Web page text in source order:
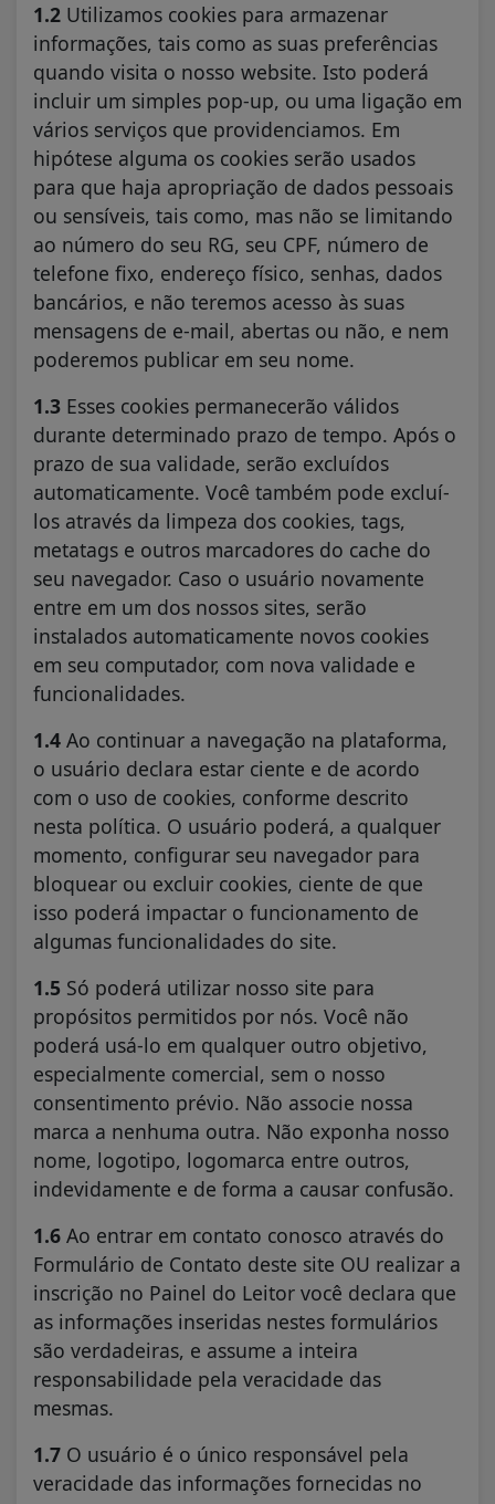
1.2 Utilizamos cookies para armazenar
informações, tais como as suas preferências
quando visita o nosso website. Isto poderá
incluir um simples pop-up, ou uma ligação em
vários serviços que providenciamos. Em
hipótese alguma os cookies serão usados
para que haja apropriação de dados pessoais
ou sensíveis, tais como, mas não se limitando
ao número do seu RG, seu CPF, número de
telefone fixo, endereço físico, senhas, dados
bancários, e não teremos acesso às suas
mensagens de e-mail, abertas ou não, e nem
poderemos publicar em seu nome.
1.3 Esses cookies permanecerão válidos
durante determinado prazo de tempo. Após o
prazo de sua validade, serão excluídos
automaticamente. Você também pode excluí-
los através da limpeza dos cookies, tags,
metatags e outros marcadores do cache do
seu navegador. Caso o usuário novamente
entre em um dos nossos sites, serão
instalados automaticamente novos cookies
em seu computador, com nova validade e
funcionalidades.
1.4 Ao continuar a navegação na plataforma,
o usuário declara estar ciente e de acordo
com o uso de cookies, conforme descrito
nesta política. O usuário poderá, a qualquer
momento, configurar seu navegador para
bloquear ou excluir cookies, ciente de que
isso poderá impactar o funcionamento de
algumas funcionalidades do site.
1.5 Só poderá utilizar nosso site para
propósitos permitidos por nós. Você não
poderá usá-lo em qualquer outro objetivo,
especialmente comercial, sem o nosso
consentimento prévio. Não associe nossa
marca a nenhuma outra. Não exponha nosso
nome, logotipo, logomarca entre outros,
indevidamente e de forma a causar confusão.
1.6 Ao entrar em contato conosco através do
Formulário de Contato deste site OU realizar a
inscrição no Painel do Leitor você declara que
as informações inseridas nestes formulários
são verdadeiras, e assume a inteira
responsabilidade pela veracidade das
mesmas.
1.7 O usuário é o único responsável pela
veracidade das informações fornecidas no